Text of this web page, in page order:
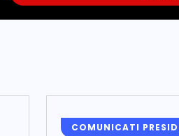
COMUNICATI